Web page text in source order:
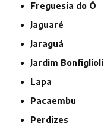
Freguesia do Ó
Jaguaré
Jaraguá
Jardim Bonfiglioli
Lapa
Pacaembu
Perdizes